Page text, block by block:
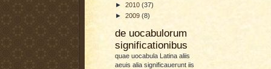
► 2010 (37)
► 2009 (8)
de uocabulorum
significationibus
quae uocabula Latina aliis
aeuis alia significauerunt iis